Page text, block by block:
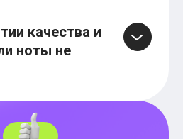
качества и
ноты не